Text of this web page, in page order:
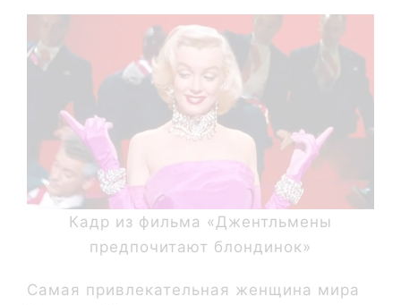
Кадр из фильма «Джентльмены
предпочитают блондинок»
Самая привлекательная женщина мира